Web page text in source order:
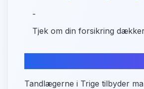
-
Tjek om din forsikring
Tandlægerne i Trige tilbyder